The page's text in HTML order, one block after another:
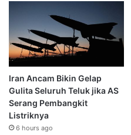
Iran Ancam Bikin Gelap
Gulita Seluruh Teluk jika AS
Serang Pembangkit
Listriknya
6 hours ago